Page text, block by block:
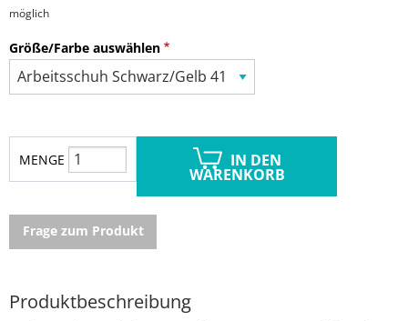
möglich
Größe/Farbe auswählen
MENGE IN DEN
WARENKORB
Frage zum Produkt
Produktbeschreibung